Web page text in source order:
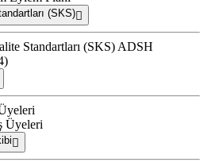
(SKS)
Standartları (SKS) ADSH
Üyeleri